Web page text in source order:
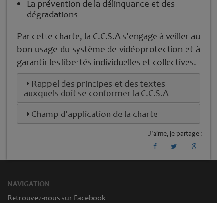
La prévention de la délinquance et des
dégradations
Par cette charte, la C.C.S.A s’engage à veiller au
bon usage du système de vidéoprotection et à
garantir les libertés individuelles et collectives.
Rappel des principes et des textes
auxquels doit se conformer la C.C.S.A
Champ d’application de la charte
J'aime, je partage :
NAVIGATION
Retrouvez-nous sur Facebook